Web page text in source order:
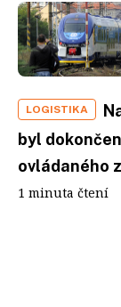
LOGISTIKA
byl
ovládaného
1 minuta čtení